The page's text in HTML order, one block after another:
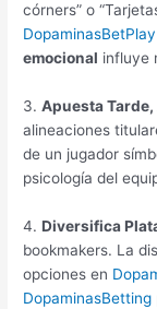
córners” o
DopaminasBetPlay
emocional influye
3.Apuesta
alineaciones
de un jugador
psicología del
4.Diversifica
bookmakers. La
opciones en
DopaminasBetting